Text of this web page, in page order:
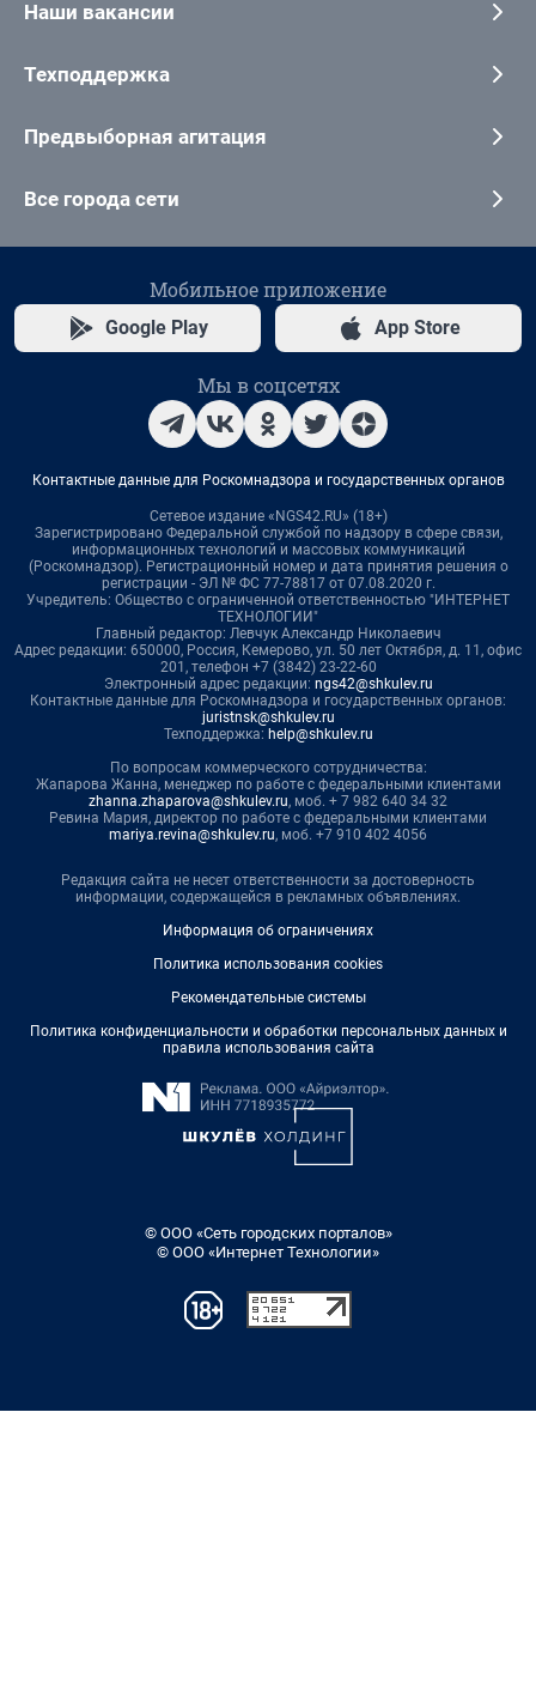
Наши вакансии
Техподдержка
Предвыборная агитация
Все города сети
Мобильное приложение
Google Play App Store
Мы в соцсетях
Контактные данные для Роскомнадзора и государственных органов
Сетевое издание «NGS42.RU» (18+)
Зарегистрировано Федеральной службой по надзору в сфере связи,
информационных технологий и массовых коммуникаций
(Роскомнадзор). Регистрационный номер и дата принятия решения о
регистрации - ЭЛ № ФС 77-78817 от 07.08.2020 г.
Учредитель: Общество с ограниченной ответственностью "ИНТЕРНЕТ
ТЕХНОЛОГИИ"
Главный редактор: Левчук Александр Николаевич
Адрес редакции: 650000, Россия, Кемерово, ул. 50 лет Октября, д. 11, офис
201, телефон +7 (3842) 23-22-60
Электронный адрес редакции: ngs42@shkulev.ru
Контактные данные для Роскомнадзора и государственных органов:
juristnsk@shkulev.ru
Техподдержка: help@shkulev.ru
По вопросам коммерческого сотрудничества:
Жапарова Жанна, менеджер по работе с федеральными клиентами
zhanna.zhaparova@shkulev.ru, моб. + 7 982 640 34 32
Ревина Мария, директор по работе с федеральными клиентами
mariya.revina@shkulev.ru, моб. +7 910 402 4056
Редакция сайта не несет ответственности за достоверность
информации, содержащейся в рекламных объявлениях.
Информация об ограничениях
Политика использования cookies
Рекомендательные системы
Политика конфиденциальности и обработки персональных данных и
правила использования сайта
© ООО «Сеть городских порталов»
© ООО «Интернет Технологии»